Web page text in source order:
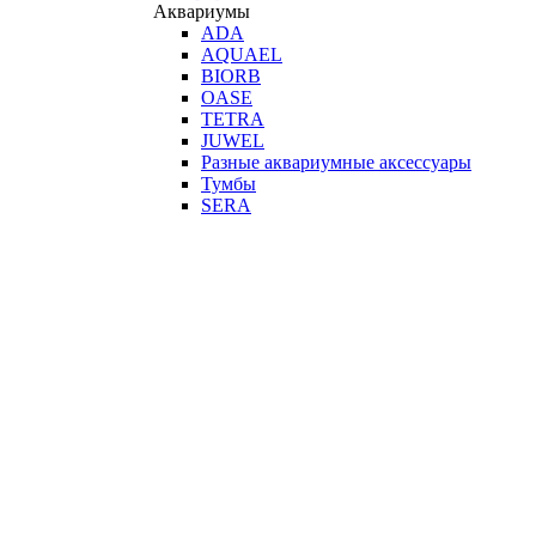
Аквариумы
ADA
AQUAEL
BIORB
OASE
TETRA
JUWEL
Разные аквариумные аксессуары
Тумбы
SERA